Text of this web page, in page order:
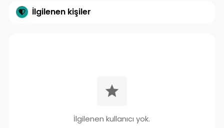
İlgilenen kişiler
İlgilenen kullanıcı yok.